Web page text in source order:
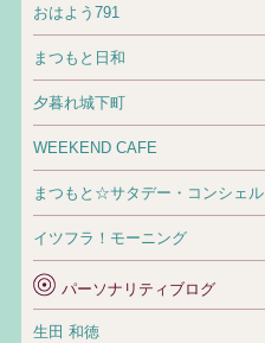
おはよう791
まつもと日和
夕暮れ城下町
WEEKEND CAFE
まつもと☆サタデー・コンシェル
イツフラ！モーニング
パーソナリティブログ
生田 和徳